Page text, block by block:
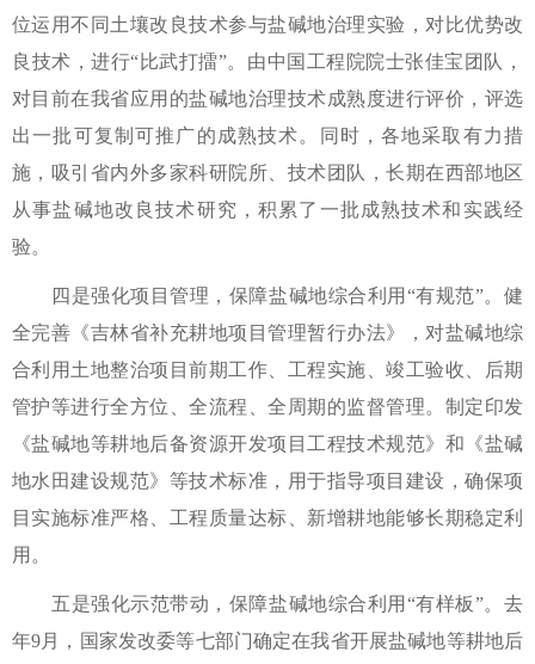
位运用不同土壤改良技术参与盐碱地治理实验，对比优势改
良技术，进行“比武打擂”。由中国工程院院士张佳宝团队，
对目前在我省应用的盐碱地治理技术成熟度进行评价，评选
出一批可复制可推广的成熟技术。同时，各地采取有力措
施，吸引省内外多家科研院所、技术团队，长期在西部地区
从事盐碱地改良技术研究，积累了一批成熟技术和实践经
验。
四是强化项目管理，保障盐碱地综合利用“有规范”。健
全完善《吉林省补充耕地项目管理暂行办法》，对盐碱地综
合利用土地整治项目前期工作、工程实施、竣工验收、后期
管护等进行全方位、全流程、全周期的监督管理。制定印发
《盐碱地等耕地后备资源开发项目工程技术规范》和《盐碱
地水田建设规范》等技术标准，用于指导项目建设，确保项
目实施标准严格、工程质量达标、新增耕地能够长期稳定利
用。
五是强化示范带动，保障盐碱地综合利用“有样板”。去
年9月，国家发改委等七部门确定在我省开展盐碱地等耕地后